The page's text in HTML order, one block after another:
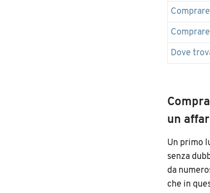
Dove
un
Un primo
senza
da
che in